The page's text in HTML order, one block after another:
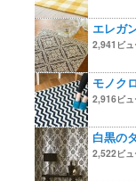
エレガ
2,941ビュ
モノク
2,916ビュ
白黒の
2,522ビュ